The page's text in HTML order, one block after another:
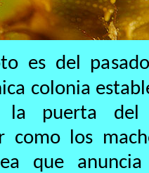
es del
colonia
la puerta del
como los
que